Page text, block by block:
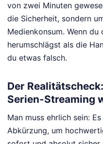
von zwei Minuten
die Sicherheit, sondern
Medienkonsum. Wenn
herumschlägst als die
du etwas falsch.
Der
Serien-Streaming
Man muss ehrlich sein:
Abkürzung, um